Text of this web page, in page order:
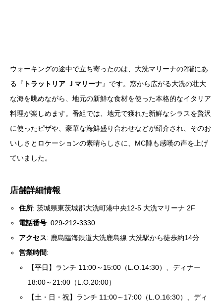
ウォーキングの途中で立ち寄ったのは、大洗マリーナの2階にあ
る『 トラットリア Ｊマリーナ』です。窓から広がる大洗の壮大
な海を眺めながら、地元の新鮮な食材を使った本格的なイタリア
料理が楽しめます。番組では、地元で獲れた新鮮なシラスを贅沢
に使ったピザや、豪華な海鮮盛り合わせなどが紹介され、そのお
いしさとロケーションの素晴らしさに、MC陣も感嘆の声を上げ
ていました。
店舗詳細情報
住所: 茨城県東茨城郡大洗町港中央12-5 大洗マリーナ 2F
電話番号: 029-212-3330
アクセス: 鹿島臨海鉄道大洗鹿島線 大洗駅から徒歩約14分
営業時間:
【平日】ランチ 11:00～15:00（L.O.14:30）、ディナー
18:00～21:00（L.O.20:00）
【土・日・祝】ランチ 11:00～17:00（L.O.16:30）、ディ